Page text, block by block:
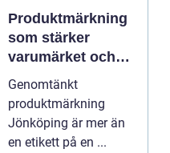
Produktmärkning
som stärker
varumärket och
förenklar vardagen
Genomtänkt
produktmärkning
Jönköping är mer än
en etikett på en ...